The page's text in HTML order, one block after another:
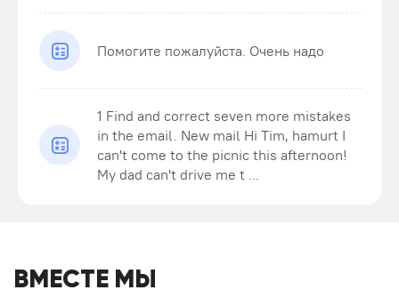
Помогите пожалуйста. Очень надо
1 Find and correct seven more mistakes
in the email. New mail Hi Tim, hamurt I
can't come to the picnic this afternoon!
My dad can't drive me t ...
ВМЕСТЕ МЫ